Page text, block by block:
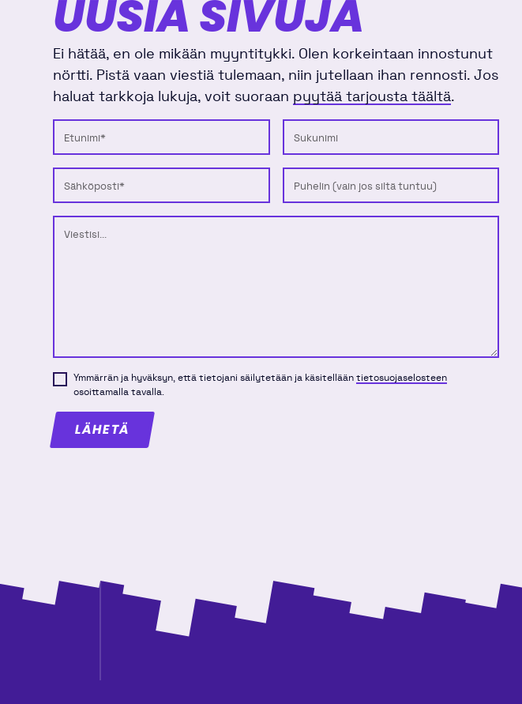
UUSIA SIVUJA
Ei hätää, en ole mikään myyntitykki. Olen korkeintaan innostunut
nörtti. Pistä vaan viestiä tulemaan, niin jutellaan ihan rennosti. Jos
haluat tarkkoja lukuja, voit suoraan pyytää tarjousta täältä.
Ymmärrän ja hyväksyn, että tietojani säilytetään ja käsitellääntietosuojaselosteen
osoittamalla tavalla.